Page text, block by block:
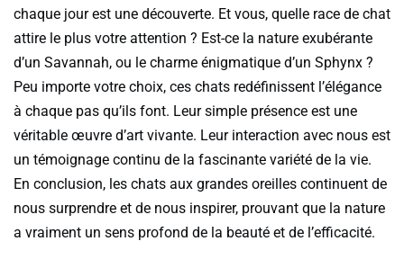
chaque jour est une découverte. Et vous, quelle race de chat
attire le plus votre attention ? Est-ce la nature exubérante
d’un Savannah, ou le charme énigmatique d’un Sphynx ?
Peu importe votre choix, ces chats redéfinissent l’élégance
à chaque pas qu’ils font. Leur simple présence est une
véritable œuvre d’art vivante. Leur interaction avec nous est
un témoignage continu de la fascinante variété de la vie.
En conclusion, les chats aux grandes oreilles continuent de
nous surprendre et de nous inspirer, prouvant que la nature
a vraiment un sens profond de la beauté et de l’efficacité.